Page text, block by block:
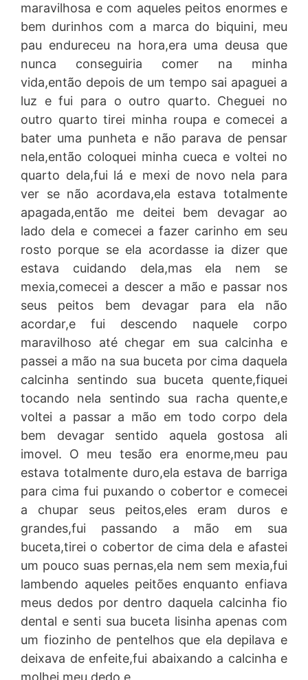
maravilhosa e com aqueles peitos enormes e
bem durinhos com a marca do biquini, meu
pau endureceu na hora,era uma deusa que
nunca conseguiria comer na minha
vida,então depois de um tempo sai apaguei a
luz e fui para o outro quarto. Cheguei no
outro quarto tirei minha roupa e comecei a
bater uma punheta e não parava de pensar
nela,então coloquei minha cueca e voltei no
quarto dela,fui lá e mexi de novo nela para
ver se não acordava,ela estava totalmente
apagada,então me deitei bem devagar ao
lado dela e comecei a fazer carinho em seu
rosto porque se ela acordasse ia dizer que
estava cuidando dela,mas ela nem se
mexia,comecei a descer a mão e passar nos
seus peitos bem devagar para ela não
acordar,e fui descendo naquele corpo
maravilhoso até chegar em sua calcinha e
passei a mão na sua buceta por cima daquela
calcinha sentindo sua buceta quente,fiquei
tocando nela sentindo sua racha quente,e
voltei a passar a mão em todo corpo dela
bem devagar sentido aquela gostosa ali
imovel. O meu tesão era enorme,meu pau
estava totalmente duro,ela estava de barriga
para cima fui puxando o cobertor e comecei
a chupar seus peitos,eles eram duros e
grandes,fui passando a mão em sua
buceta,tirei o cobertor de cima dela e afastei
um pouco suas pernas,ela nem sem mexia,fui
lambendo aqueles peitões enquanto enfiava
meus dedos por dentro daquela calcinha fio
dental e senti sua buceta lisinha apenas com
um fiozinho de pentelhos que ela depilava e
deixava de enfeite,fui abaixando a calcinha e
molhei meu dedo e